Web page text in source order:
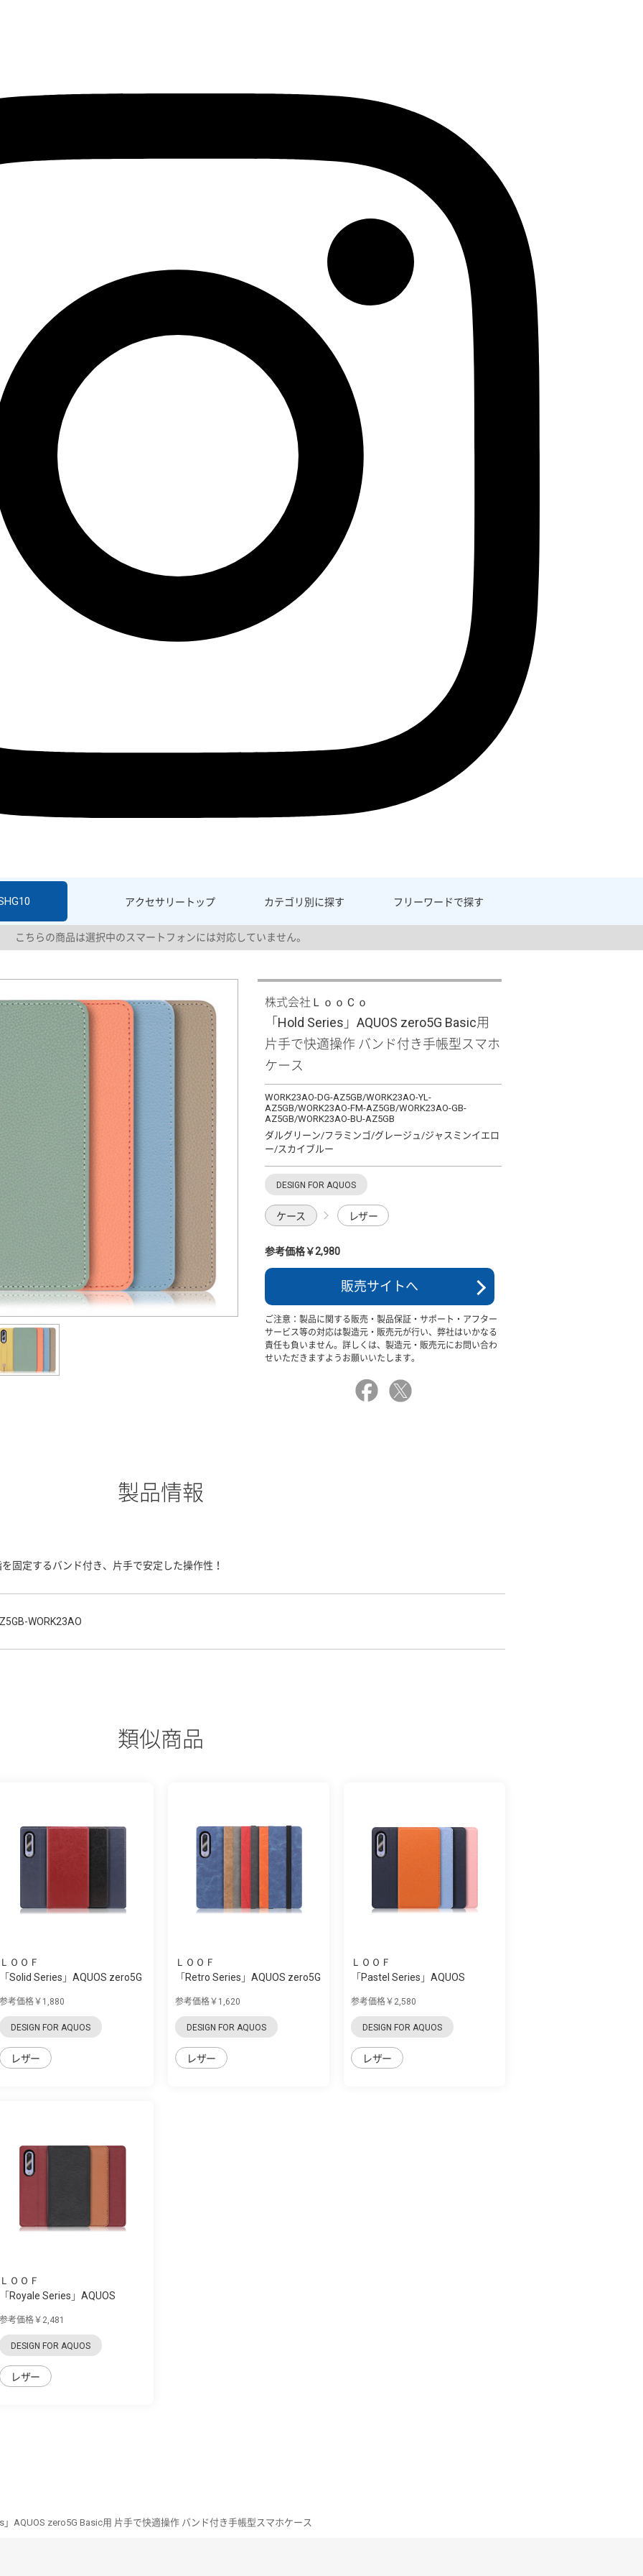
アクセサリー トップ カテゴリ別に探す フリーワードで探す
こちらの商品は選択中のスマートフォンには対応していません。
株式会社ＬｏｏＣｏ
「Hold Series」AQUOS zero5G Basic用
片手で快適操作 バンド付き手帳型スマホ
ケース
WORK23AO-DG-AZ5GB/WORK23AO-YL-
AZ5GB/WORK23AO-FM-AZ5GB/WORK23AO-GB-
AZ5GB/WORK23AO-BU-AZ5GB
ダルグリーン/フラミンゴ/グレージュ/ジャスミンイエロ
ー/スカイブルー
DESIGN FOR AQUOS
ケース レザー
参考価格￥2,980
販売サイトへ
ご注意：製品に関する販売・製品保証・サポート・アフター
サービス等の対応は製造元・販売元が行い、弊社はいかなる
責任も負いません。詳しくは、製造元・販売元にお問い合わ
せいただきますようお願いいたします。
製品情報
を固定するバンド付き、片手で安定した操作性！
WORK23AO
類似商品
ＬＯＯＦ
「Solid Series」AQUOS zero5G
参考価格￥1,880
DESIGN FOR AQUOS
レザー
ＬＯＯＦ
「Retro Series」AQUOS zero5G
参考価格￥1,620
DESIGN FOR AQUOS
レザー
ＬＯＯＦ
「Pastel Series」AQUOS
参考価格￥2,580
DESIGN FOR AQUOS
レザー
ＬＯＯＦ
「Royale Series」AQUOS
参考価格￥2,481
DESIGN FOR AQUOS
レザー
」AQUOS zero5G Basic用 片手で快適操作 バンド付き手帳型スマホケース